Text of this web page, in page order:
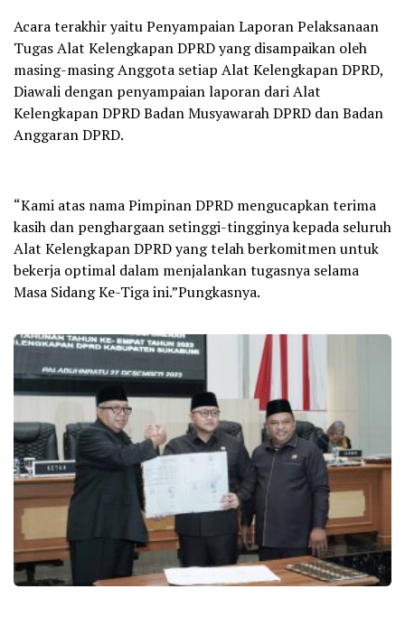
Acara terakhir yaitu Penyampaian Laporan Pelaksanaan
Tugas Alat Kelengkapan DPRD yang disampaikan oleh
masing-masing Anggota setiap Alat Kelengkapan DPRD,
Diawali dengan penyampaian laporan dari Alat
Kelengkapan DPRD Badan Musyawarah DPRD dan Badan
Anggaran DPRD.
“Kami atas nama Pimpinan DPRD mengucapkan terima
kasih dan penghargaan setinggi-tingginya kepada seluruh
Alat Kelengkapan DPRD yang telah berkomitmen untuk
bekerja optimal dalam menjalankan tugasnya selama
Masa Sidang Ke-Tiga ini.”Pungkasnya.